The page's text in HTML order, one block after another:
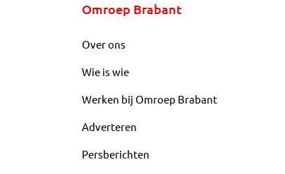
Omroep Brabant
Over ons
Wie is wie
Werken bij Omroep Brabant
Adverteren
Persberichten